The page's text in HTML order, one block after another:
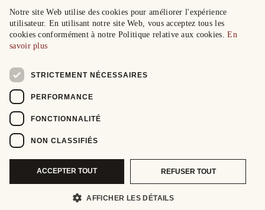
Notre site Web utilise des cookies pour améliorer l'expérience
utilisateur. En utilisant notre site Web, vous acceptez tous les
cookies conformément à notre Politique relative aux cookies.En
savoir plus
STRICTEMENT NÉCESSAIRES
PERFORMANCE
FONCTIONNALITÉ
NON CLASSIFIÉS
ACCEPTER TOUT REFUSER TOUT
AFFICHER LES DÉTAILS